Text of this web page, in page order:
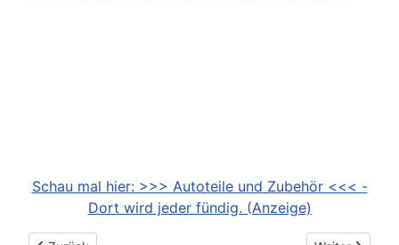
Schau mal hier: >>> Autoteile und Zubehör <<< -
Dort wird jeder fündig. (Anzeige)